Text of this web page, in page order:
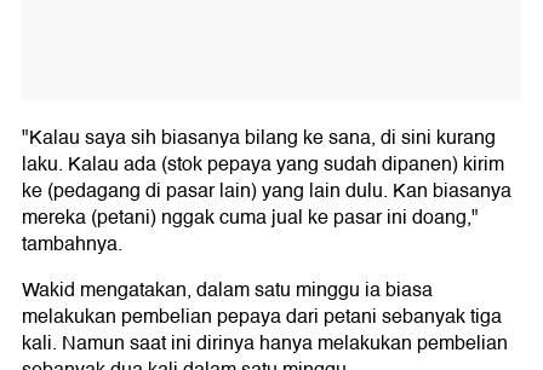
"Kalau saya sih biasanya bilang ke sana, di sini kurang
laku. Kalau ada (stok pepaya yang sudah dipanen) kirim
ke (pedagang di pasar lain) yang lain dulu. Kan biasanya
mereka (petani) nggak cuma jual ke pasar ini doang,"
tambahnya.
Wakid mengatakan, dalam satu minggu ia biasa
melakukan pembelian pepaya dari petani sebanyak tiga
kali. Namun saat ini dirinya hanya melakukan pembelian